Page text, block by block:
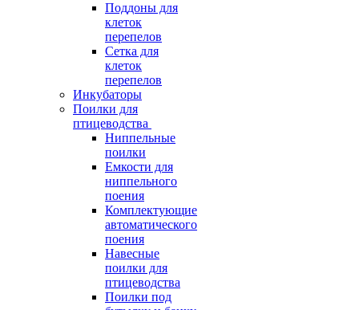
Поддоны для
клеток
перепелов
Сетка для
клеток
перепелов
Инкубаторы
Поилки для
птицеводства
Ниппельные
поилки
Емкости для
ниппельного
поения
Комплектующие
автоматического
поения
Навесные
поилки для
птицеводства
Поилки под